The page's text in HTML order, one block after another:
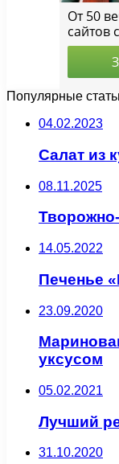
Популярные
04.02.2023
Салат из
08.11.2025
14.05.2022
Печенье
23.09.2020
уксусом
05.02.2021
Лучший
31.10.2020